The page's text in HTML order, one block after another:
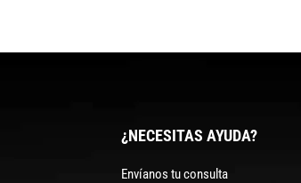
¿NECESITAS AYUDA?
Envíanos tu consulta